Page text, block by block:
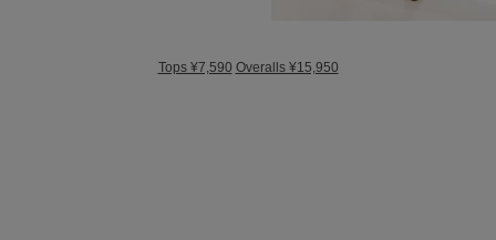
Tops ¥7,590 Overalls ¥15,950